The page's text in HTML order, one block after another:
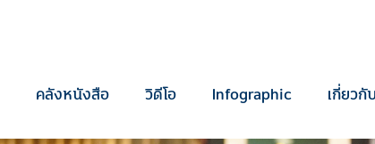
คลังหนังสือ วิดีโอ Infographic เกี่ยว